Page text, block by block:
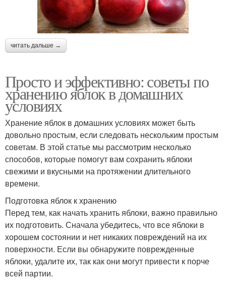
читать дальше →
Просто и эффективно: советы по
хранению яблок в домашних
условиях
Хранение яблок в домашних условиях может быть
довольно простым, если следовать нескольким простым
советам. В этой статье мы рассмотрим несколько
способов, которые помогут вам сохранить яблоки
свежими и вкусными на протяжении длительного
времени.
Подготовка яблок к хранению
Перед тем, как начать хранить яблоки, важно правильно
их подготовить. Сначала убедитесь, что все яблоки в
хорошем состоянии и нет никаких повреждений на их
поверхности. Если вы обнаружите поврежденные
яблоки, удалите их, так как они могут привести к порче
всей партии.